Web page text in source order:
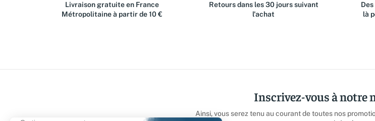
Livraison gratuite en France
Métropolitaine à partir de 10 €
Retours dans les 30 jours suivant
l'achat
là
Inscrivez-vous à notre
Ainsi, vous serez tenu au courant de toutes nos